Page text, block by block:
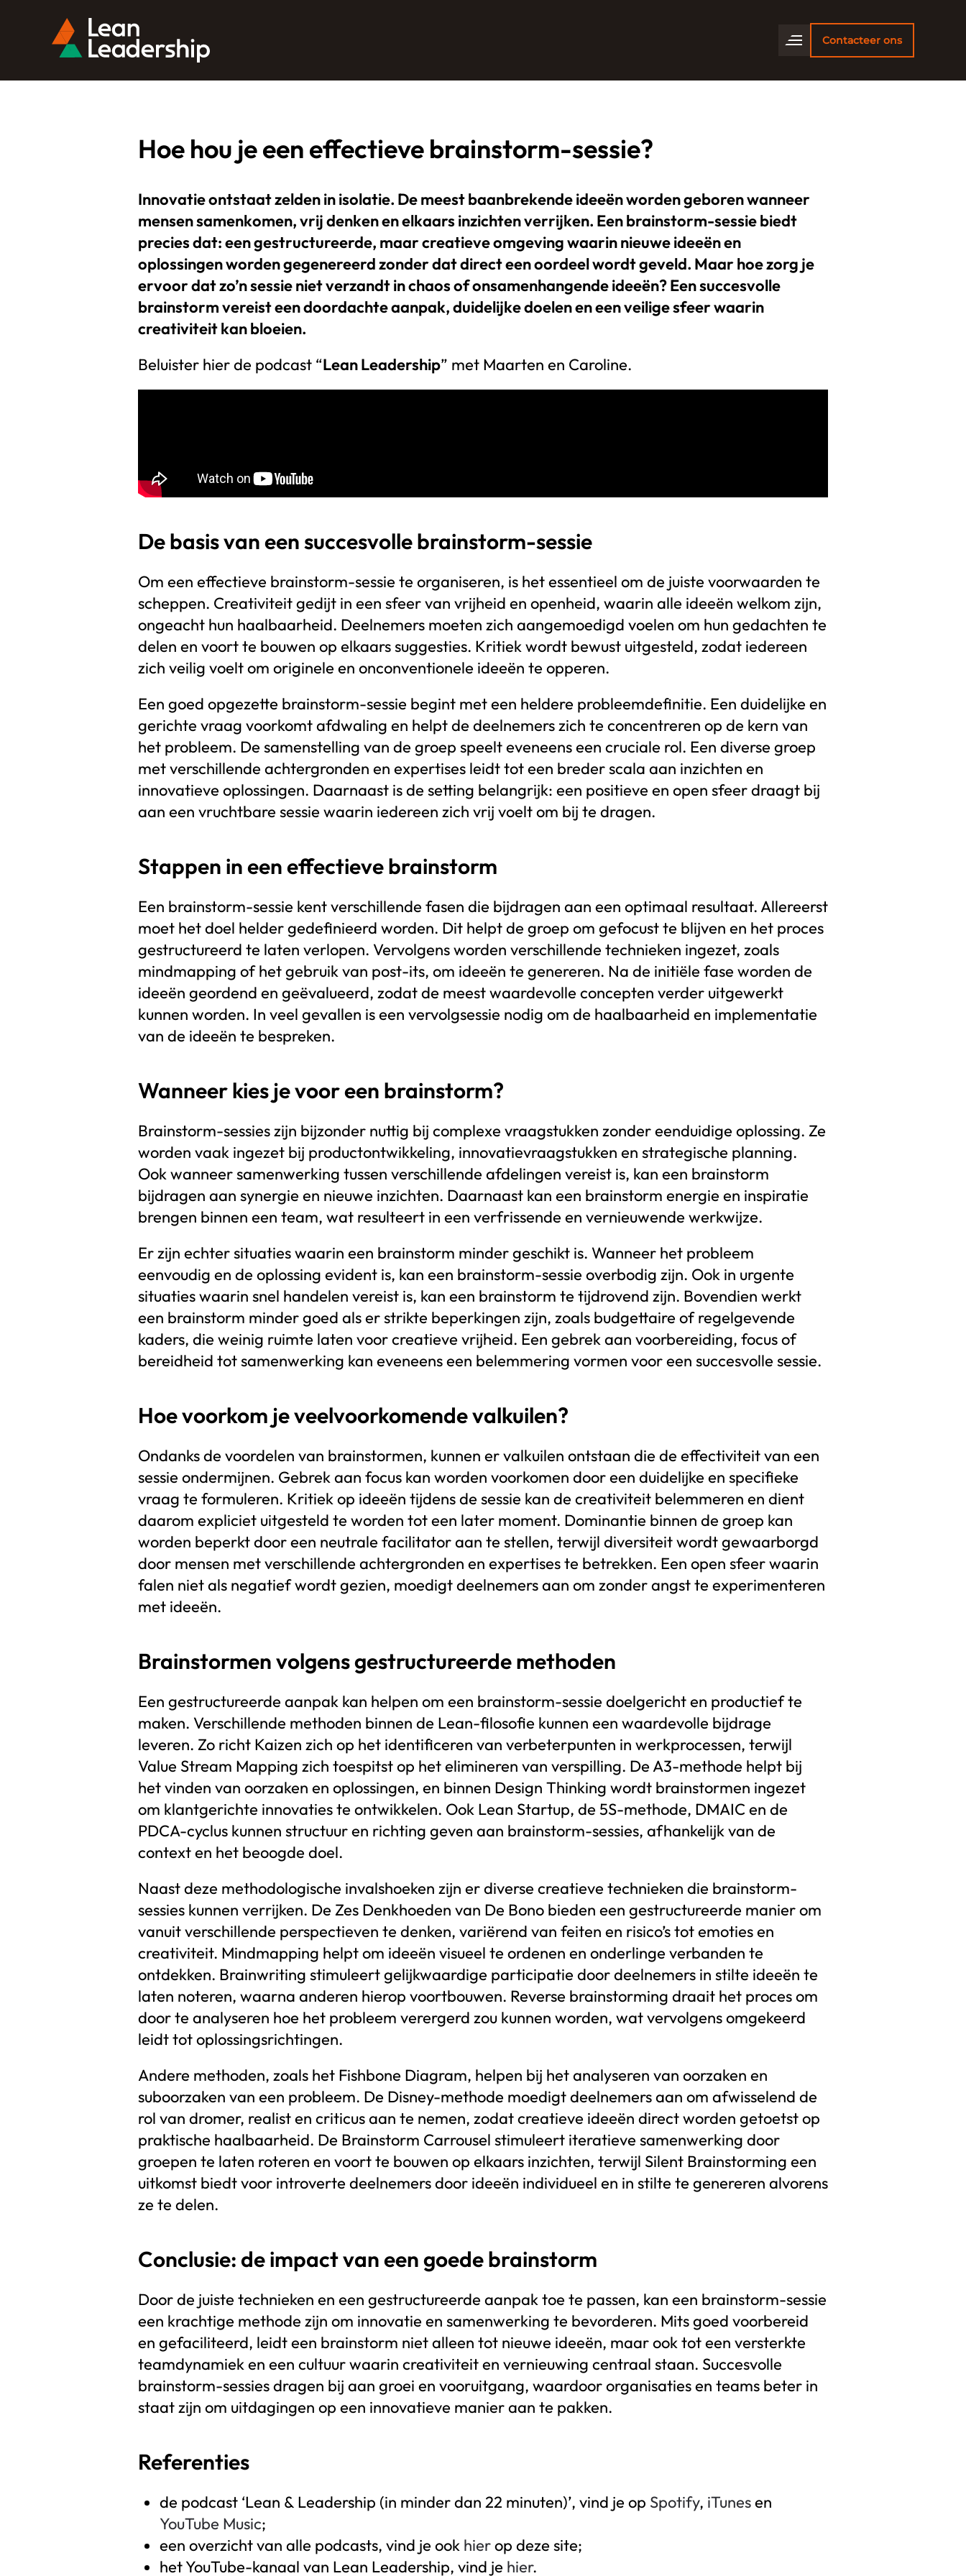
Contacteer ons
Hoe hou je een effectieve brainstorm-sessie?
Innovatie ontstaat zelden in isolatie. De meest baanbrekende ideeën worden geboren wanneer
mensen samenkomen, vrij denken en elkaars inzichten verrijken. Een brainstorm-sessie biedt
precies dat: een gestructureerde, maar creatieve omgeving waarin nieuwe ideeën en
oplossingen worden gegenereerd zonder dat direct een oordeel wordt geveld. Maar hoe zorg je
ervoor dat zo’n sessie niet verzandt in chaos of onsamenhangende ideeën? Een succesvolle
brainstorm vereist een doordachte aanpak, duidelijke doelen en een veilige sfeer waarin
creativiteit kan bloeien.
Beluister hier de podcast “Lean Leadership” met Maarten en Caroline.
De basis van een succesvolle brainstorm-sessie
Om een effectieve brainstorm-sessie te organiseren, is het essentieel om de juiste voorwaarden te
scheppen. Creativiteit gedijt in een sfeer van vrijheid en openheid, waarin alle ideeën welkom zijn,
ongeacht hun haalbaarheid. Deelnemers moeten zich aangemoedigd voelen om hun gedachten te
delen en voort te bouwen op elkaars suggesties. Kritiek wordt bewust uitgesteld, zodat iedereen
zich veilig voelt om originele en onconventionele ideeën te opperen.
Een goed opgezette brainstorm-sessie begint met een heldere probleemdefinitie. Een duidelijke en
gerichte vraag voorkomt afdwaling en helpt de deelnemers zich te concentreren op de kern van
het probleem. De samenstelling van de groep speelt eveneens een cruciale rol. Een diverse groep
met verschillende achtergronden en expertises leidt tot een breder scala aan inzichten en
innovatieve oplossingen. Daarnaast is de setting belangrijk: een positieve en open sfeer draagt bij
aan een vruchtbare sessie waarin iedereen zich vrij voelt om bij te dragen.
Stappen in een effectieve brainstorm
Een brainstorm-sessie kent verschillende fasen die bijdragen aan een optimaal resultaat. Allereerst
moet het doel helder gedefinieerd worden. Dit helpt de groep om gefocust te blijven en het proces
gestructureerd te laten verlopen. Vervolgens worden verschillende technieken ingezet, zoals
mindmapping of het gebruik van post-its, om ideeën te genereren. Na de initiële fase worden de
ideeën geordend en geëvalueerd, zodat de meest waardevolle concepten verder uitgewerkt
kunnen worden. In veel gevallen is een vervolgsessie nodig om de haalbaarheid en implementatie
van de ideeën te bespreken.
Wanneer kies je voor een brainstorm?
Brainstorm-sessies zijn bijzonder nuttig bij complexe vraagstukken zonder eenduidige oplossing. Ze
worden vaak ingezet bij productontwikkeling, innovatievraagstukken en strategische planning.
Ook wanneer samenwerking tussen verschillende afdelingen vereist is, kan een brainstorm
bijdragen aan synergie en nieuwe inzichten. Daarnaast kan een brainstorm energie en inspiratie
brengen binnen een team, wat resulteert in een verfrissende en vernieuwende werkwijze.
Er zijn echter situaties waarin een brainstorm minder geschikt is. Wanneer het probleem
eenvoudig en de oplossing evident is, kan een brainstorm-sessie overbodig zijn. Ook in urgente
situaties waarin snel handelen vereist is, kan een brainstorm te tijdrovend zijn. Bovendien werkt
een brainstorm minder goed als er strikte beperkingen zijn, zoals budgettaire of regelgevende
kaders, die weinig ruimte laten voor creatieve vrijheid. Een gebrek aan voorbereiding, focus of
bereidheid tot samenwerking kan eveneens een belemmering vormen voor een succesvolle sessie.
Hoe voorkom je veelvoorkomende valkuilen?
Ondanks de voordelen van brainstormen, kunnen er valkuilen ontstaan die de effectiviteit van een
sessie ondermijnen. Gebrek aan focus kan worden voorkomen door een duidelijke en specifieke
vraag te formuleren. Kritiek op ideeën tijdens de sessie kan de creativiteit belemmeren en dient
daarom expliciet uitgesteld te worden tot een later moment. Dominantie binnen de groep kan
worden beperkt door een neutrale facilitator aan te stellen, terwijl diversiteit wordt gewaarborgd
door mensen met verschillende achtergronden en expertises te betrekken. Een open sfeer waarin
falen niet als negatief wordt gezien, moedigt deelnemers aan om zonder angst te experimenteren
met ideeën.
Brainstormen volgens gestructureerde methoden
Een gestructureerde aanpak kan helpen om een brainstorm-sessie doelgericht en productief te
maken. Verschillende methoden binnen de Lean-filosofie kunnen een waardevolle bijdrage
leveren. Zo richt Kaizen zich op het identificeren van verbeterpunten in werkprocessen, terwijl
Value Stream Mapping zich toespitst op het elimineren van verspilling. De A3-methode helpt bij
het vinden van oorzaken en oplossingen, en binnen Design Thinking wordt brainstormen ingezet
om klantgerichte innovaties te ontwikkelen. Ook Lean Startup, de 5S-methode, DMAIC en de
PDCA-cyclus kunnen structuur en richting geven aan brainstorm-sessies, afhankelijk van de
context en het beoogde doel.
Naast deze methodologische invalshoeken zijn er diverse creatieve technieken die brainstorm-
sessies kunnen verrijken. De Zes Denkhoeden van De Bono bieden een gestructureerde manier om
vanuit verschillende perspectieven te denken, variërend van feiten en risico’s tot emoties en
creativiteit. Mindmapping helpt om ideeën visueel te ordenen en onderlinge verbanden te
ontdekken. Brainwriting stimuleert gelijkwaardige participatie door deelnemers in stilte ideeën te
laten noteren, waarna anderen hierop voortbouwen. Reverse brainstorming draait het proces om
door te analyseren hoe het probleem verergerd zou kunnen worden, wat vervolgens omgekeerd
leidt tot oplossingsrichtingen.
Andere methoden, zoals het Fishbone Diagram, helpen bij het analyseren van oorzaken en
suboorzaken van een probleem. De Disney-methode moedigt deelnemers aan om afwisselend de
rol van dromer, realist en criticus aan te nemen, zodat creatieve ideeën direct worden getoetst op
praktische haalbaarheid. De Brainstorm Carrousel stimuleert iteratieve samenwerking door
groepen te laten roteren en voort te bouwen op elkaars inzichten, terwijl Silent Brainstorming een
uitkomst biedt voor introverte deelnemers door ideeën individueel en in stilte te genereren alvorens
ze te delen.
Conclusie: de impact van een goede brainstorm
Door de juiste technieken en een gestructureerde aanpak toe te passen, kan een brainstorm-sessie
een krachtige methode zijn om innovatie en samenwerking te bevorderen. Mits goed voorbereid
en gefaciliteerd, leidt een brainstorm niet alleen tot nieuwe ideeën, maar ook tot een versterkte
teamdynamiek en een cultuur waarin creativiteit en vernieuwing centraal staan. Succesvolle
brainstorm-sessies dragen bij aan groei en vooruitgang, waardoor organisaties en teams beter in
staat zijn om uitdagingen op een innovatieve manier aan te pakken.
Referenties
de podcast ‘Lean & Leadership (in minder dan 22 minuten)’, vind je op Spotify, iTunesen
YouTube Music;
een overzicht van alle podcasts, vind je ook hierop deze site;
het YouTube-kanaal van Lean Leadership, vind je hier.